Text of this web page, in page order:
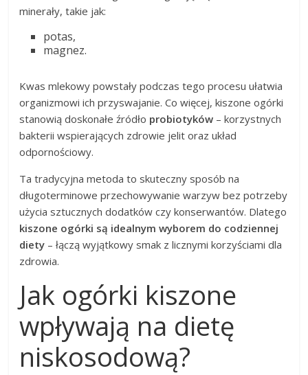
minerały, takie jak:
potas,
magnez.
Kwas mlekowy powstały podczas tego procesu ułatwia
organizmowi ich przyswajanie. Co więcej, kiszone ogórki
stanowią doskonałe źródło probiotyków – korzystnych
bakterii wspierających zdrowie jelit oraz układ
odpornościowy.
Ta tradycyjna metoda to skuteczny sposób na
długoterminowe przechowywanie warzyw bez potrzeby
użycia sztucznych dodatków czy konserwantów. Dlatego
kiszone ogórki są idealnym wyborem do codziennej
diety – łączą wyjątkowy smak z licznymi korzyściami dla
zdrowia.
Jak ogórki kiszone
wpływają na dietę
niskosodową?